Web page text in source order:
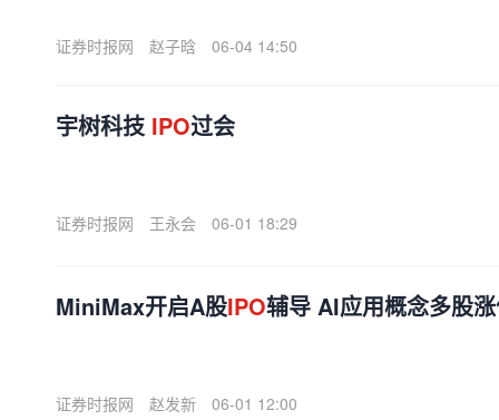
证券时报网 赵子晗 06-04 14:50
宇树科技 IPO过会
证券时报网 王永会 06-01 18:29
MiniMax开启A股IPO辅导 AI应用概念多股
证券时报网 赵发新 06-01 12:00